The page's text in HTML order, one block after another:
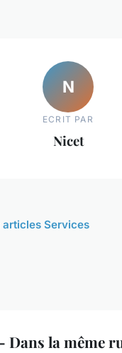
N
ECRIT PAR
Nicet
Services
Dans la même